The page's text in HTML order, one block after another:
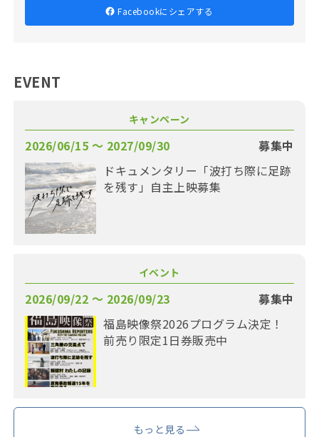
Facebookにシェアする
EVENT
キャンペーン
2026/06/15 〜 2027/09/30
募集中
ドキュメンタリー「波打ち際に足跡
を残す」自主上映募集
イベント
2026/09/22 〜 2026/09/23
募集中
福島映像祭2026プログラム決定！
前売り限定1日券販売中
もっと見る